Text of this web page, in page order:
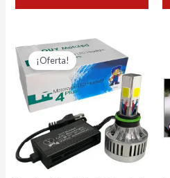
¡Oferta!
El
precio
original
era:
$ 58,000.00.
precio
actual
es:
$ 48,000.00.